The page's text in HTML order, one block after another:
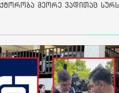
მეორე ვადითაც სურს